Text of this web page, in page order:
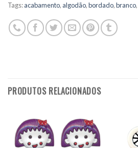
Tags:acabamento, algodão,bordado,branco,
PRODUTOS RELACIONADOS